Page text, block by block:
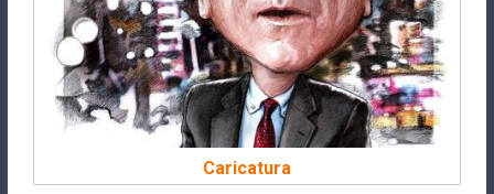
Caricatura